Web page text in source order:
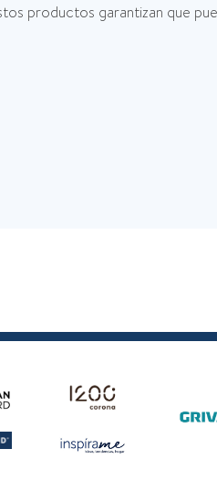
productos garantizan que